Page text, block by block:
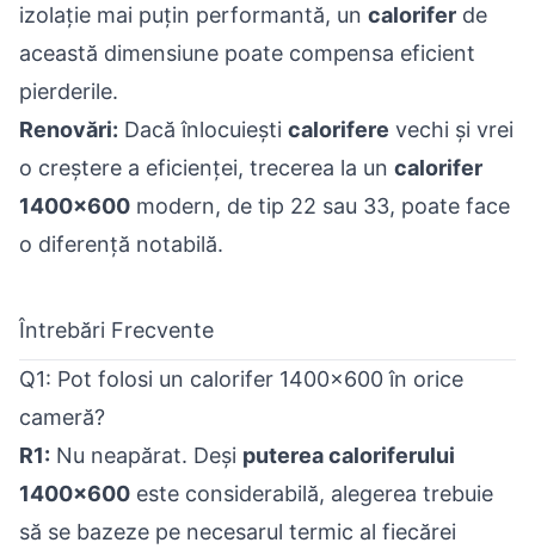
izolație mai puțin performantă, un calorifer de
această dimensiune poate compensa eficient
pierderile.
Renovări: Dacă înlocuiești calorifere vechi și vrei
o creștere a eficienței, trecerea la un calorifer
1400x600 modern, de tip 22 sau 33, poate face
o diferență notabilă.
Întrebări Frecvente
Q1: Pot folosi un calorifer 1400x600 în orice
cameră?
R1: Nu neapărat. Deși puterea caloriferului
1400x600 este considerabilă, alegerea trebuie
să se bazeze pe necesarul termic al fiecărei